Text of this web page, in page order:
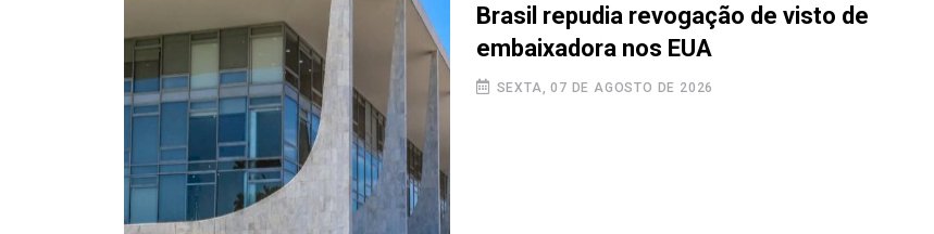
Brasil repudia revogação de visto de
embaixadora nos EUA
SEXTA, 07 DE AGOSTO DE 2026